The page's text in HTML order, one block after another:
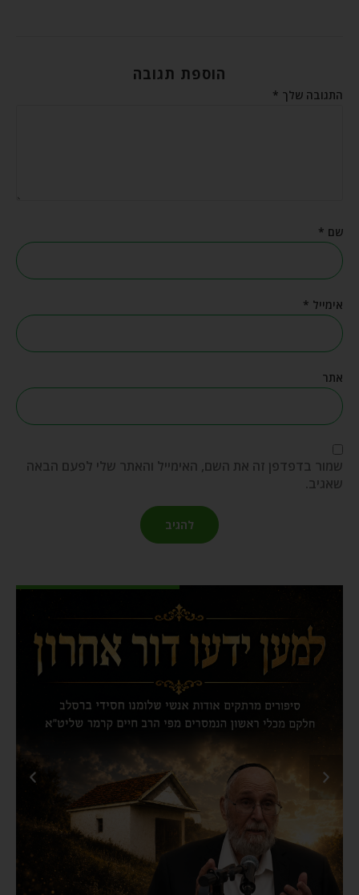
הוספת תגובה
התגובה שלך *
שם *
אימייל *
אתר
שמור בדפדפן זה את השם, האימייל והאתר שלי לפעם הבאה
שאגיב.